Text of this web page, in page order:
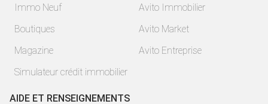
Immo Neuf
Boutiques
Magazine
Simulateur crédit immobilier
Avito Immobilier
Avito Market
Avito Entreprise
AIDE ET RENSEIGNEMENTS